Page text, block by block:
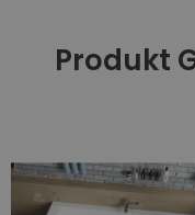
Produkt